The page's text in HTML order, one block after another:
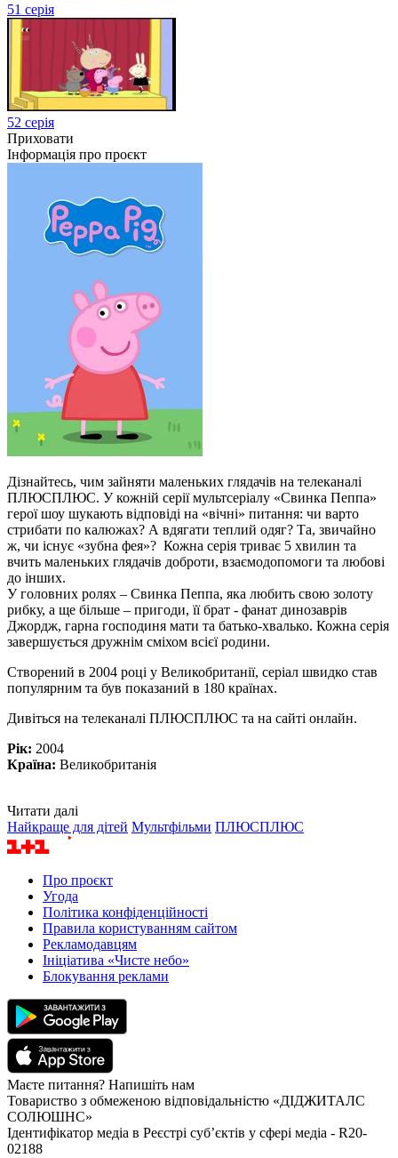
51 серія
52 серія
Приховати
Інформація про проєкт
Дізнайтесь, чим зайняти маленьких глядачів на телеканалі
ПЛЮСПЛЮС. У кожній серії мультсеріалу «Свинка Пеппа»
герої шоу шукають відповіді на «вічні» питання: чи варто
стрибати по калюжах? А вдягати теплий одяг? Та, звичайно
ж, чи існує «зубна фея»? Кожна серія триває 5 хвилин та
вчить маленьких глядачів доброти, взаємодопомоги та любові
до інших.
У головних ролях – Свинка Пеппа, яка любить свою золоту
рибку, а ще більше – пригоди, її брат - фанат динозаврів
Джордж, гарна господиня мати та батько-хвалько. Кожна серія
завершується дружнім сміхом всієї родини.
Створений в 2004 році у Великобританії, серіал швидко став
популярним та був показаний в 180 країнах.
Дивіться на телеканалі ПЛЮСПЛЮС та на сайті онлайн.
Рік: 2004
Країна: Великобританія
Читати далі
Найкраще для дітей Мультфільми ПЛЮСПЛЮС
Про проєкт
Угода
Політика конфіденційності
Правила користуванням сайтом
Рекламодавцям
Ініціатива «Чисте небо»
Блокування реклами
Маєте питання? Напишіть нам
Товариство з обмеженою відповідальністю «ДІДЖИТАЛС
СОЛЮШНС»
Ідентифікатор медіа в Реєстрі суб’єктів у сфері медіа - R20-
02188